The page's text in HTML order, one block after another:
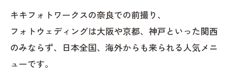
キキフォトワークスの奈良での前撮り、
フォトウェディングは大阪や京都、神戸といった関西
のみならず、日本全国、海外からも来られる人気メニ
ューです。